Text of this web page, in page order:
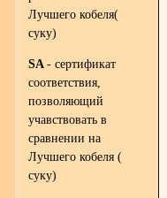
Лучшего кобеля(
суку)
SA - сертификат
соответствия,
позволяющий
учавствовать в
сравнении на
Лучшего кобеля (
суку)